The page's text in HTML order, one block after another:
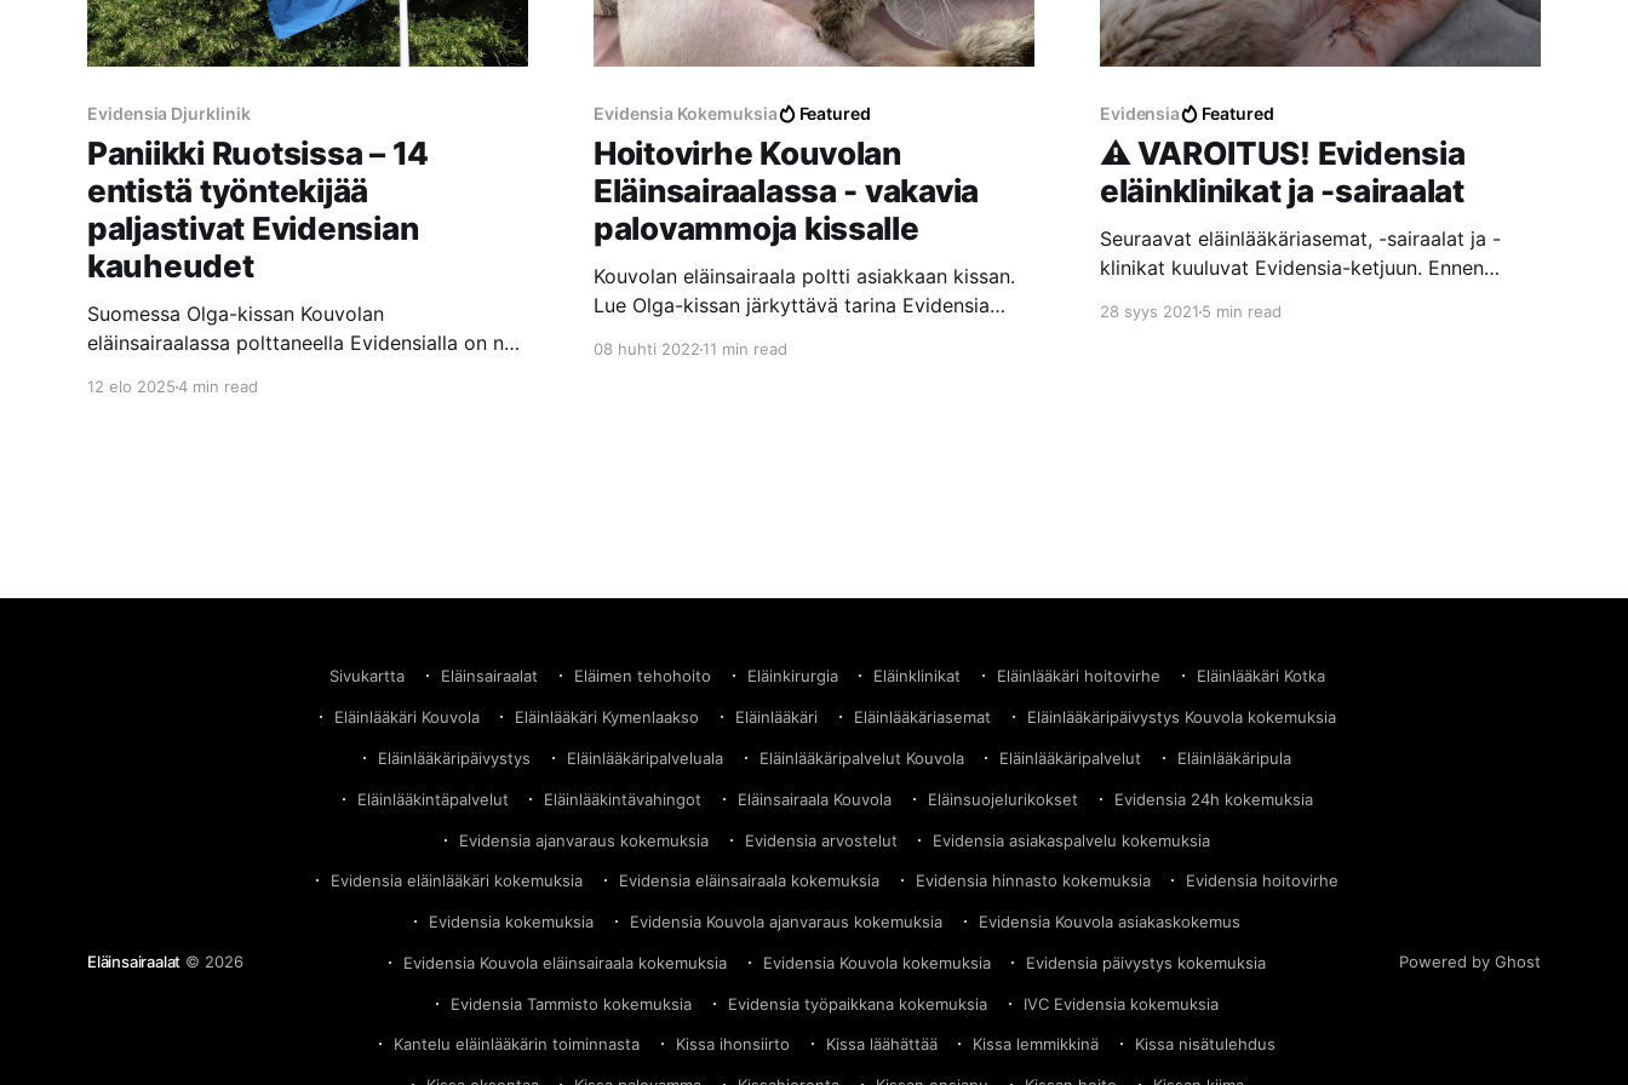
Evidensia Djurklinik
Paniikki Ruotsissa – 14
entistä työntekijää
paljastivat Evidensian
kauheudet
Suomessa Olga-kissan Kouvolan
eläinsairaalassa polttaneella Evidensialla on nyt
makaamaan omaan ulosteeseensa ja että
12 elo 20254 min read
Evidensia Kokemuksia Featured
Hoitovirhe Kouvolan
Eläinsairaalassa - vakavia
palovammoja kissalle
Kouvolan eläinsairaala poltti asiakkaan kissan.
Lue Olga-kissan järkyttävä tarina Evidensia
08 huhti 202211 min read
Evidensia Featured
⚠️ VAROITUS! Evidensia
eläinklinikat ja -sairaalat
Seuraavat eläinlääkäriasemat, -sairaalat ja -
klinikat kuuluvat Evidensia-ketjuun. Ennen
suosittelemme lukemaan asiakkaiden
28 syys 20215 min read
Eläinsairaalat © 2026
Sivukartta Eläinsairaalat Eläimen tehohoito Eläinkirurgia Eläinklinikat Eläinlääkäri hoitovirhe Eläinlääkäri Kotka
Eläinlääkäri Kouvola Eläinlääkäri Kymenlaakso Eläinlääkäri Eläinlääkäriasemat Eläinlääkäripäivystys Kouvola kokemuksia
Eläinlääkäripäivystys Eläinlääkäripalveluala Eläinlääkäripalvelut Kouvola Eläinlääkäripalvelut Eläinlääkäripula
Eläinlääkintäpalvelut Eläinlääkintävahingot Eläinsairaala Kouvola Eläinsuojelurikokset Evidensia 24h kokemuksia
Evidensia ajanvaraus kokemuksia Evidensia arvostelut Evidensia asiakaspalvelu kokemuksia
Evidensia eläinlääkäri kokemuksia Evidensia eläinsairaala kokemuksia Evidensia hinnasto kokemuksia Evidensia hoitovirhe
Evidensia kokemuksia Evidensia Kouvola ajanvaraus kokemuksia Evidensia Kouvola asiakaskokemus
Evidensia Kouvola eläinsairaala kokemuksia Evidensia Kouvola kokemuksia Evidensia päivystys kokemuksia
Evidensia Tammisto kokemuksia Evidensia työpaikkana kokemuksia IVC Evidensia kokemuksia
Kantelu eläinlääkärin toiminnasta Kissa ihonsiirto Kissa läähättää Kissa lemmikkinä Kissa nisätulehdus
Powered by Ghost